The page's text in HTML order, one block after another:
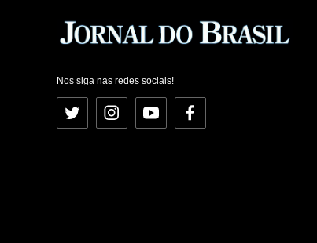
Nos siga nas redes sociais!
Twitter InstagramYouTubeFacebook